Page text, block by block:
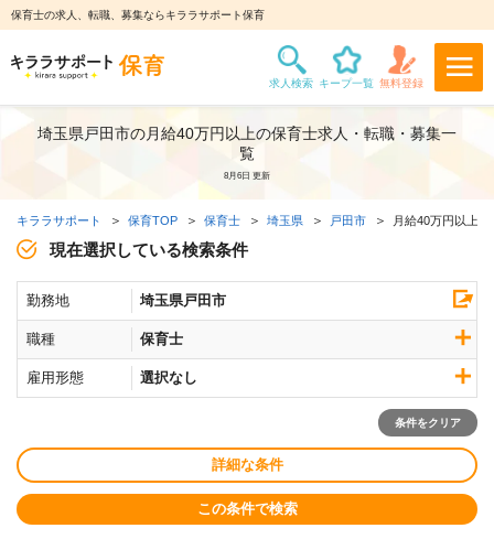
保育士の求人、転職、募集ならキララサポート保育
埼玉県戸田市の月給40万円以上の保育士求人・転職・募集一
覧
8月6日 更新
キララサポート 保育TOP 保育士 埼玉県 戸田市 月給40万円以上求
現在選択している検索条件
勤務地 埼玉県戸田市
職種 保育士
雇用形態 選択なし
条件をクリア
詳細な条件
この条件で検索